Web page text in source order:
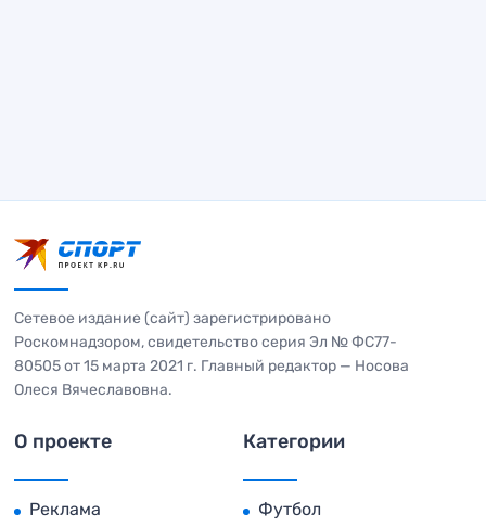
Сетевое издание (сайт) зарегистрировано
Роскомнадзором, свидетельство серия Эл № ФС77-
80505 от 15 марта 2021 г. Главный редактор — Носова
Олеся Вячеславовна.
О проекте
Реклама
Категории
Футбол